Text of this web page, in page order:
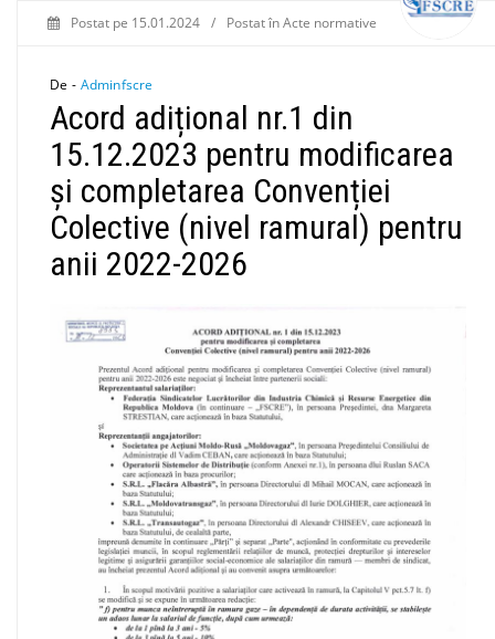
Postat pe 15.01.2024 / Postat înActe normative
De - Adminfscre
Acord adițional nr.1 din
15.12.2023 pentru modificarea
și completarea Convenției
Colective (nivel ramural) pentru
anii 2022-2026